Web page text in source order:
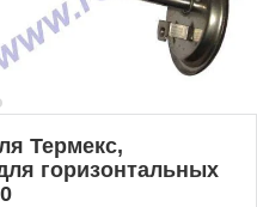
Термекс,
горизонтальных